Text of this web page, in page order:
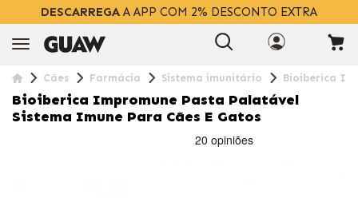
DESCARREGAA APP COM 2% DESCONTO EXTRA
Cães Farmácia Sistema imunitário Bioiberica
Bioiberica Impromune Pasta Palatável
Sistema Imune Para Cães E Gatos